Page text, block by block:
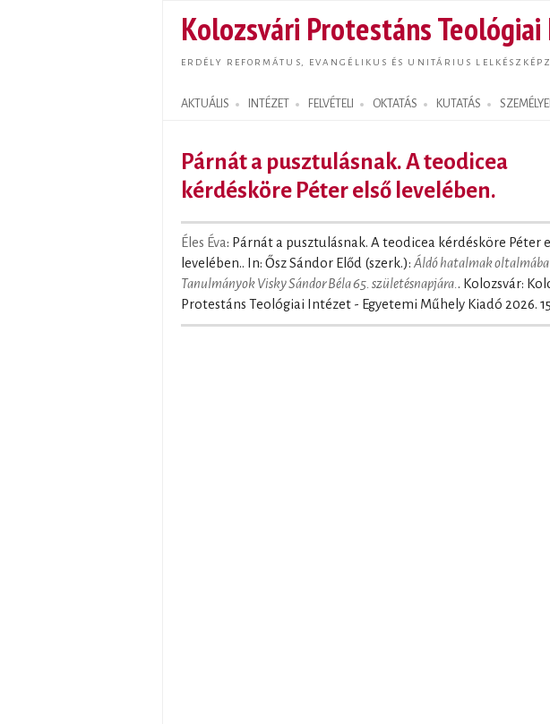
Kolozsvári Protestáns
ERDÉLY REFORMÁTUS, EVANGÉLIKUS ÉS UNITÁRIUS
AKTUÁLIS INTÉZET FELVÉTELI OKTATÁS KUTATÁS
Search form
Párnát a pusztulásnak. A teodicea
kérdésköre Péter első levelében.
Éles Éva: Párnát a pusztulásnak. A teodicea kérdésköre Péter
levelében.. In: Ősz Sándor Előd (szerk.): Áldó hatalmak oltalmába
Tanulmányok Visky Sándor Béla 65. születésnapjára. . Kolozsvár:
Protestáns Teológiai Intézet - Egyetemi Műhely Kiadó 2026.